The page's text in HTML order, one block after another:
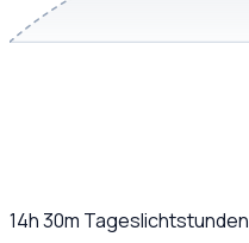
14h 30m Tageslichtstunden